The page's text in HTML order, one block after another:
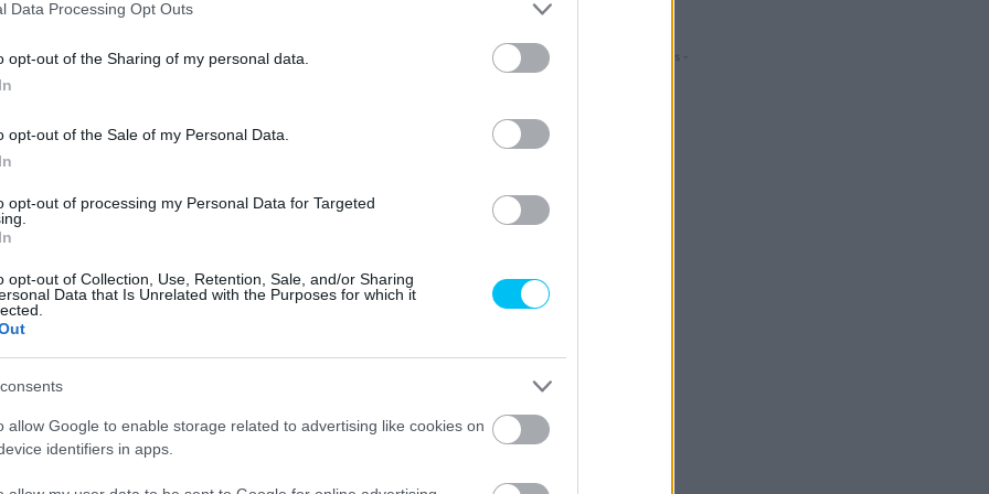
Data Processing Opt Outs
opt-out of the Sharing of my personal data.
opt-out of the Sale of my Personal Data.
opt-out of processing my Personal Data for Targeted
opt-out of Collection, Use, Retention, Sale, and/or Sharing
Data that Is Unrelated with the Purposes for which it
allow Google to enable storage related to advertising like cookies on
identifiers in apps.
az Aprilia bajnok
két dobogós helyezést is be tudott zsebelni. Azonban
címért harcoljon. Éppen ezért szeretné segíteni
óta sokáig kellett várnia a következő dobogóra. A
pontokért küzd az Aprilia színeiben, tíz pontszerző
helyen újra dobogóra állhatott. A
silverstone-i
- Hirdetés -